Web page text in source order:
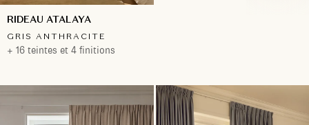
RIDEAU ATALAYA
GRIS ANTHRACITE
+ 16 teintes et 4 finitions